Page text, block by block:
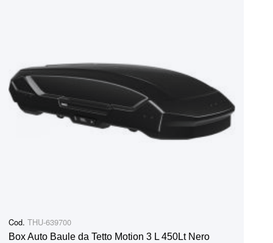
Cod. THU-639700
Box Auto Baule da Tetto Motion 3 L 450Lt Nero